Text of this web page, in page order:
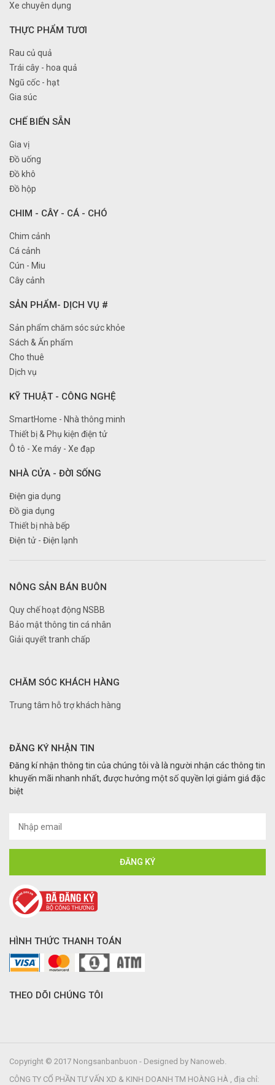
Xe chuyên dụng
THỰC PHẨM TƯƠI
Rau củ quả
Trái cây - hoa quả
Ngũ cốc - hạt
Gia súc
CHẾ BIẾN SẴN
Gia vị
Đồ uống
Đồ khô
Đồ hộp
CHIM - CÂY - CÁ - CHÓ
Chim cảnh
Cá cảnh
Cún - Miu
Cây cảnh
SẢN PHẨM- DỊCH VỤ #
Sản phẩm chăm sóc sức khỏe
Sách & Ấn phẩm
Cho thuê
Dịch vụ
KỸ THUẬT - CÔNG NGHỆ
SmartHome - Nhà thông minh
Thiết bị & Phụ kiện điện tử
Ô tô - Xe máy - Xe đạp
NHÀ CỬA - ĐỜI SỐNG
Điện gia dụng
Đồ gia dụng
Thiết bị nhà bếp
Điện tử - Điện lạnh
NÔNG SẢN BÁN BUÔN
Quy chế hoạt động NSBB
Bảo mật thông tin cá nhân
Giải quyết tranh chấp
CHĂM SÓC KHÁCH HÀNG
Trung tâm hỗ trợ khách hàng
ĐĂNG KÝ NHẬN TIN
Đăng kí nhận thông tin của chúng tôi và là người nhận các thông tin
khuyến mãi nhanh nhất, được hưởng một số quyền lợi giảm giá đặc
biệt
HÌNH THỨC THANH TOÁN
THEO DÕI CHÚNG TÔI
Copyright © 2017 Nongsanbanbuon - Designed by Nanoweb.
CÔNG TY CỔ PHẦN TƯ VẤN XD & KINH DOANH TM HOÀNG HÀ , địa chỉ: